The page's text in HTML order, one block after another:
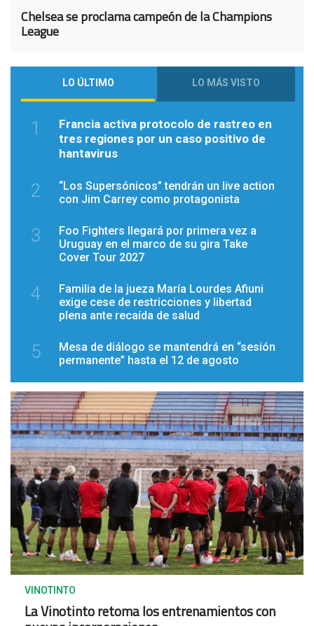
Chelsea se proclama campeón de la Champions
League
LO ÚLTIMO LO MÁS VISTO
1
Francia activa protocolo de rastreo en
tres regiones por un caso positivo de
hantavirus
2
“Los Supersónicos” tendrán un live action
con Jim Carrey como protagonista
3
Foo Fighters llegará por primera vez a
Uruguay en el marco de su gira Take
Cover Tour 2027
4
Familia de la jueza María Lourdes Afiuni
exige cese de restricciones y libertad
plena ante recaída de salud
5
Mesa de diálogo se mantendrá en “sesión
permanente” hasta el 12 de agosto
VINOTINTO
La Vinotinto retoma los entrenamientos con